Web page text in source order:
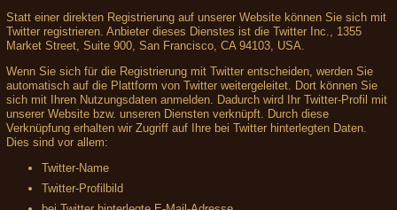
Statt einer direkten Registrierung auf unserer Website können Sie sich mit
Twitter registrieren. Anbieter dieses Dienstes ist die Twitter Inc., 1355
Market Street, Suite 900, San Francisco, CA 94103, USA.
Wenn Sie sich für die Registrierung mit Twitter entscheiden, werden Sie
automatisch auf die Plattform von Twitter weitergeleitet. Dort können Sie
sich mit Ihren Nutzungsdaten anmelden. Dadurch wird Ihr Twitter-Profil mit
unserer Website bzw. unseren Diensten verknüpft. Durch diese
Verknüpfung erhalten wir Zugriff auf Ihre bei Twitter hinterlegten Daten.
Dies sind vor allem:
Twitter-Name
Twitter-Profilbild